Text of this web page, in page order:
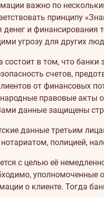
важно по
принципу
и финансирования
угрозу для других
в том, что
счетов,
от финансовых
правовые акты
данные защищены
данные третьим
полицией,
с целью её
уполномоченные
о клиенте. Тогда